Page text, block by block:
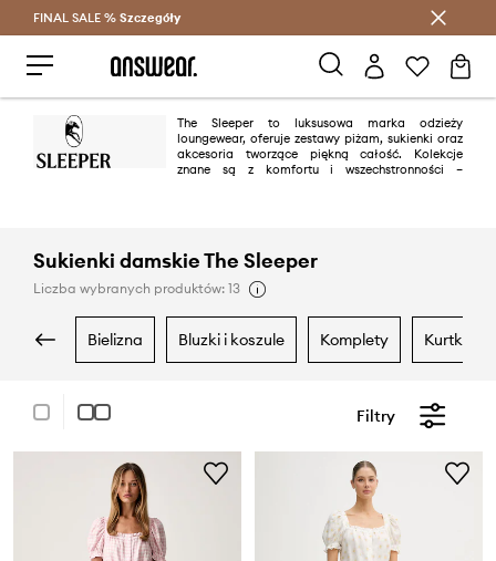
Oszczędzaj z Answear Club >
FINAL SALE % Szczegóły
The Sleeper to luksusowa marka odzieży
loungewear, oferuje zestawy piżam, sukienki oraz
akcesoria tworzące piękną całość. Kolekcje
znane są z komfortu i wszechstronności –
Sukienki damskie The Sleeper
Liczba wybranych produktów: 13
bielizna bluzki i koszule komplety kurtki
Filtry